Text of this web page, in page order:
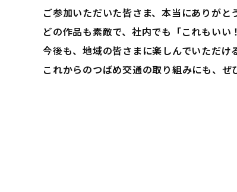
ご参加いただいた皆さま、本当にありがと
どの作品も素敵で、社内でも「これもい
今後も、地域の皆さまに楽しんでいただけ
これからのつばめ交通の取り組みにも、ぜ